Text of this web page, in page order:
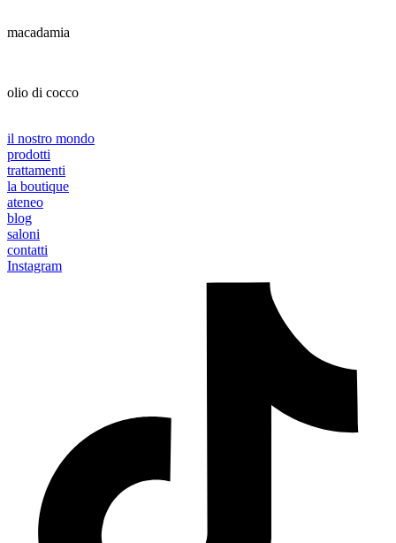
macadamia
olio di cocco
il nostro mondo
prodotti
trattamenti
la boutique
ateneo
blog
saloni
contatti
Instagram